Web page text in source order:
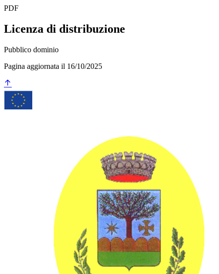
PDF
Licenza di distribuzione
Pubblico dominio
Pagina aggiornata il 16/10/2025